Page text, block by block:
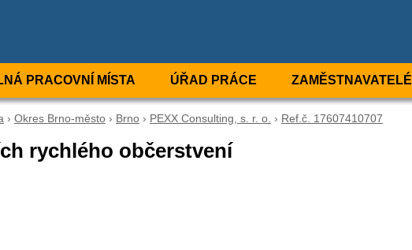
PRACOVNÍ MÍSTA ÚŘAD PRÁCE ZAMĚSTNAVATELÉ
› Okres Brno-město › Brno › PEXX Consulting, s. r. o. › Ref.č. 17607410707
rychlého občerstvení